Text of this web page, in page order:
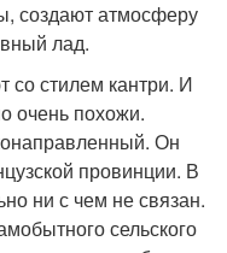
создают атмосферу
лад.
со стилем кантри. И
очень похожи.
Он
провинции. В
ни с чем не связан.
сельского